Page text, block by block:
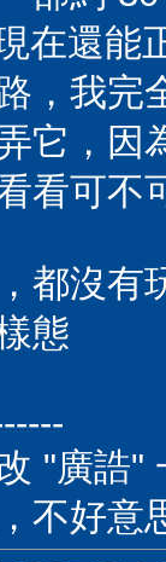
在還能
，我完
它，因
看可不
都沒有
態
"廣誥"
不好意